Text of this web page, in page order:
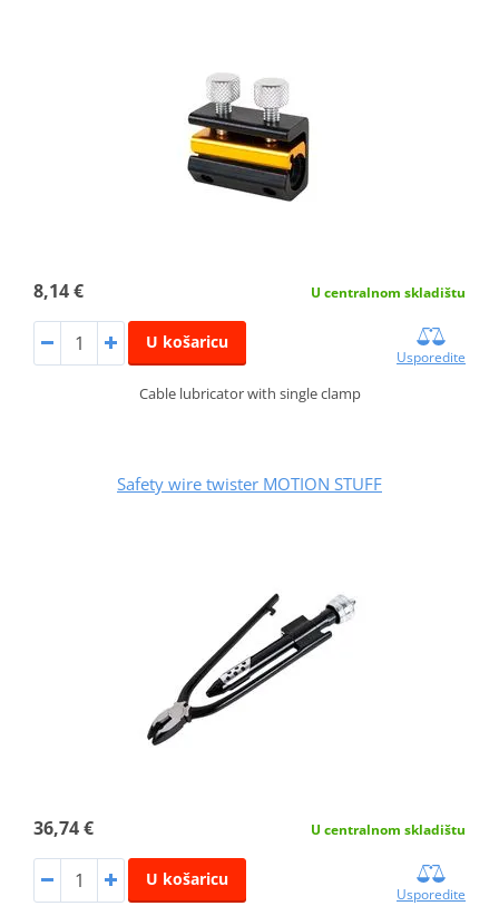
8,14 € U centralnom skladištu
U košaricu
Usporedite
Cable lubricator with single clamp
Safety wire twister MOTION STUFF
36,74 € U centralnom skladištu
U košaricu
Usporedite